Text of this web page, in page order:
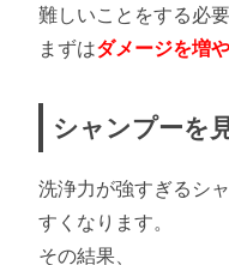
難しいことをする必
まずはダメージを増
シャンプーを
洗浄力が強すぎるシ
すくなります。
その結果、